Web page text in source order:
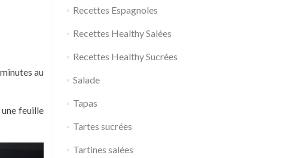
au
feuille
Recettes Espagnoles
Recettes Healthy Salées
Recettes Healthy Sucrées
Salade
Tapas
Tartes sucrées
Tartines salées